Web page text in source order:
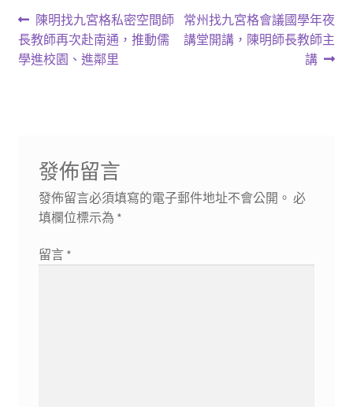
文
章
上
一
篇
陳明找九宮格私密空間師
長教師再次赴南通，推動儒
學進校園、進鄰里
下
一
常州找九宮格會議國學年夜
講堂開講，陳明師長教師主
講
發佈留言
發佈留言必須填寫的電子郵件地址不會公開。 必
填欄位標示為 *
留言 *